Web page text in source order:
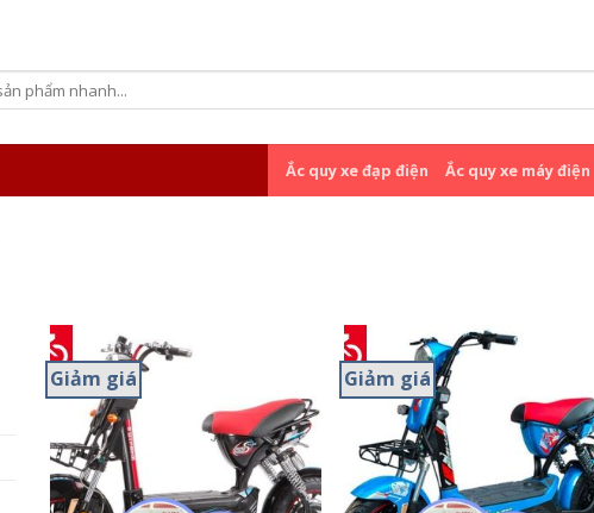
Ắc quy xe đạp điện Ắc quy xe máy điện
Giảm giá Giảm giá